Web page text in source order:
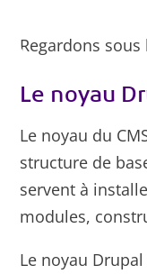
Regardons
Le noyau
Le noyau du
structure de
servent à
modules,
Le noyau